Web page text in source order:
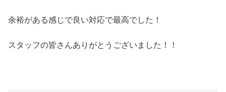
余裕がある感じで良い対応で最高でした！
スタッフの皆さんありがとうございました！！